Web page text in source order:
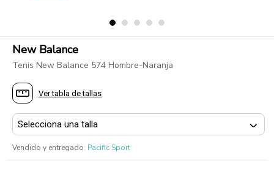
New Balance
Tenis New Balance 574 Hombre-Naranja
Ver tabla de tallas
Vendido y entregado: Pacific Sport